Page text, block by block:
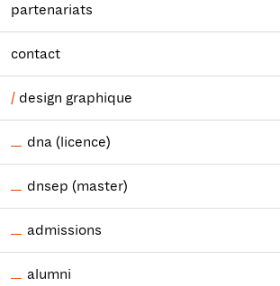
partenariats
contact
design graphique
dna (licence)
dnsep (master)
admissions
alumni